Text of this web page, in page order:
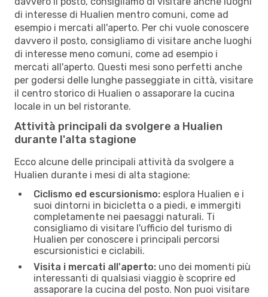
di interesse di Hualien mentro comuni, come ad
esempio i mercati all'aperto. Per chi vuole conoscere
davvero il posto, consigliamo di visitare anche luoghi
di interesse meno comuni, come ad esempio i
mercati all'aperto. Questi mesi sono perfetti anche
per godersi delle lunghe passeggiate in città, visitare
il centro storico di Hualien o assaporare la cucina
locale in un bel ristorante.
Attività principali da svolgere a Hualien
durante l'alta stagione
Ecco alcune delle principali attività da svolgere a
Hualien durante i mesi di alta stagione:
Ciclismo ed escursionismo: esplora Hualien e i
suoi dintorni in bicicletta o a piedi, e immergiti
completamente nei paesaggi naturali. Ti
consigliamo di visitare l'ufficio del turismo di
Hualien per conoscere i principali percorsi
escursionistici e ciclabili.
Visita i mercati all'aperto: uno dei momenti più
interessanti di qualsiasi viaggio è scoprire ed
assaporare la cucina del posto. Non puoi visitare